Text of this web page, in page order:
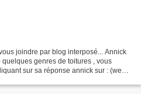
joindre par blog interposé... Annick
genres de toitures , vous
sur sa réponse annick sur : (web)